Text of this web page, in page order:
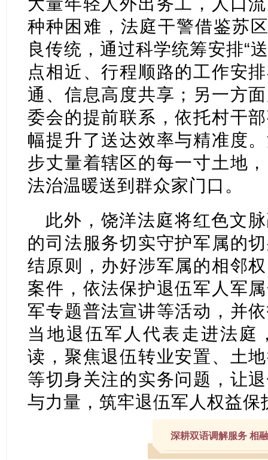
种种困难，法庭干警借鉴苏
良传统，通过科学统筹安排“
点相近、行程顺路的工作安
通、信息高度共享；另一方
委会的提前联系，依托村干
幅提升了送达效率与精准度
步丈量着辖区的每一寸土地
法治温暖送到群众家门口。
此外，饶洋法庭将红色文
的司法服务切实守护军属的
结原则，办好涉军属的相邻
案件，依法保护退伍军人军
军专题普法宣讲等活动，并
当地退伍军人代表走进法庭
读，聚焦退伍转业安置、土
等切身关注的实务问题，让
与力量，筑牢退伍军人权益保
深耕双语调解服务 相